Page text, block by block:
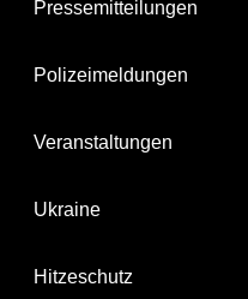
Pressemitteilungen
Polizeimeldungen
Veranstaltungen
Ukraine
Hitzeschutz